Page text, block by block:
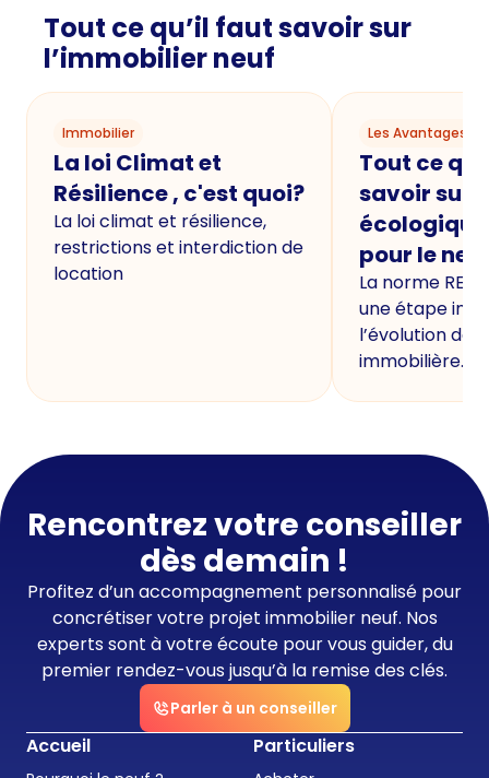
Tout ce qu’il faut savoir sur
l’immobilier neuf
Immobilier
La loi Climat et
Résilience , c'est quoi?
La loi climat et résilience,
restrictions et interdiction de
location
Les Avantages
Tout ce
savoir sur
écologique
pour le
La norme
une étape
l’évolution de
immobilière.
Rencontrez votre conseiller
dès demain !
Profitez d’un accompagnement personnalisé pour
concrétiser votre projet immobilier neuf. Nos
experts sont à votre écoute pour vous guider, du
premier rendez-vous jusqu’à la remise des clés.
Parler à un conseiller
Accueil Particuliers